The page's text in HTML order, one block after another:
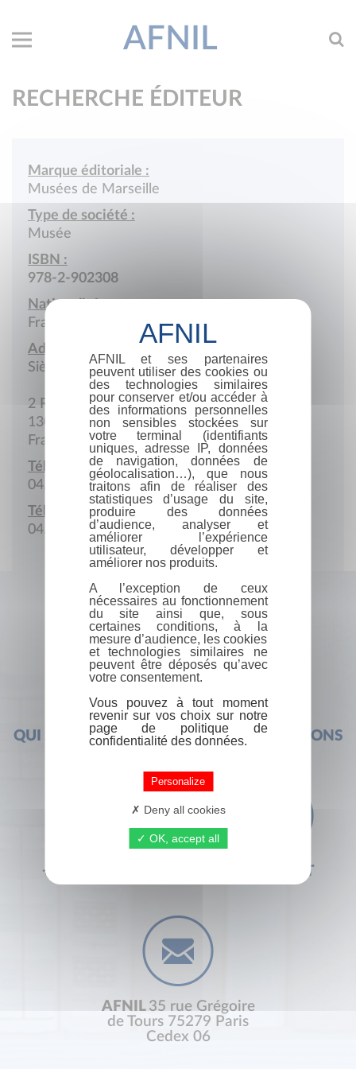
AFNIL
RECHERCHE ÉDITEUR
Marque éditoriale :
Musées de Marseille
Type de société :
Musée
ISBN :
978-2-902308
Nationalité :
France
Adresse :
Siège social
2 Rue de la Charité
13002 Marseille
France
Téléphone :
04.91.14.58.80
Télécopie :
04.91.14.58.81
QUI SOMMES-NOUS ? FOIRE AUX QUESTIONS
+33 (0) 1 44 41 29 19 CONTACT
AFNIL 35 rue Grégoire
de Tours 75279 Paris
Cedex 06
AFNIL et ses partenaires
peuvent utiliser des cookies ou
des technologies similaires
pour conserver et/ou accéder à
des informations personnelles
non sensibles stockées sur
votre terminal (identifiants
uniques, adresse IP, données
de navigation, données de
géolocalisation…), que nous
traitons afin de réaliser des
statistiques d’usage du site,
produire des données
d’audience, analyser et
améliorer l’expérience
utilisateur, développer et
améliorer nos produits.
A l’exception de ceux
nécessaires au fonctionnement
du site ainsi que, sous
certaines conditions, à la
mesure d’audience, les cookies
et technologies similaires ne
peuvent être déposés qu’avec
votre consentement.
Vous pouvez à tout moment
revenir sur vos choix sur notre
page de politique de
confidentialité des données.
Personalize
Deny all cookies
OK, accept all